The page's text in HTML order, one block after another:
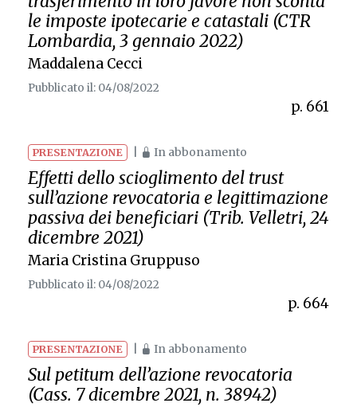
le imposte ipotecarie e catastali (CTR
Lombardia, 3 gennaio 2022)
Maddalena Cecci
Pubblicato il: 04/08/2022
p. 661
PRESENTAZIONE In abbonamento
Effetti dello scioglimento del trust
sull’azione revocatoria e legittimazione
passiva dei beneficiari (Trib. Velletri, 24
dicembre 2021)
Maria Cristina Gruppuso
Pubblicato il: 04/08/2022
p. 664
PRESENTAZIONE In abbonamento
Sulpetitum dell’azione revocatoria
(Cass. 7 dicembre 2021, n. 38942)